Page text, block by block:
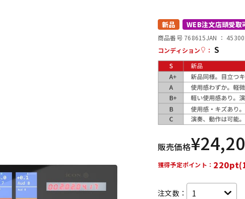
ウクレレ
その他楽器
レコーディン
グ機器
新品 WEB注文店頭受取
商品番号 768615JAN ：
コンディション
： S
販売価格¥
獲得予定ポイント：
注文数：